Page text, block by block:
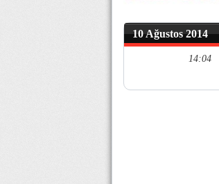
10 Ağustos 2014
14:04